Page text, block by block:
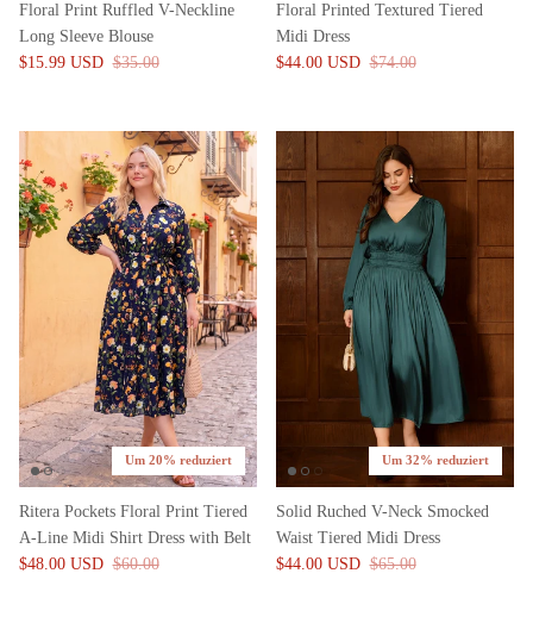
Floral Print Ruffled V-Neckline
Long Sleeve Blouse
$15.99 USD $35.00
Floral Printed Textured Tiered
Midi Dress
$44.00 USD $74.00
Um 20% reduziert
Ritera Pockets Floral Print Tiered
A-Line Midi Shirt Dress with Belt
$48.00 USD $60.00
Um 32% reduziert
Solid Ruched V-Neck Smocked
Waist Tiered Midi Dress
$44.00 USD $65.00